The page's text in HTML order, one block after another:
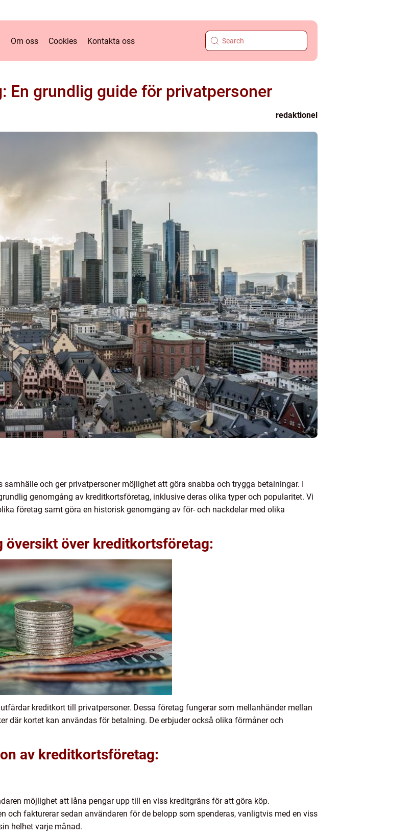
Om oss Cookies Kontakta oss
En grundlig guide för privatpersoner
redaktionel
och ger privatpersoner möjlighet att göra snabba och trygga betalningar. I
genomgång av kreditkortsföretag, inklusive deras olika typer och popularitet. Vi
företag samt göra en historisk genomgång av för- och nackdelar med olika
översikt över kreditkortsföretag:
kreditkort till privatpersoner. Dessa företag fungerar som mellanhänder mellan
där kortet kan användas för betalning. De erbjuder också olika förmåner och
av kreditkortsföretag:
möjlighet att låna pengar upp till en viss kreditgräns för att göra köp.
och fakturerar sedan användaren för de belopp som spenderas, vanligtvis med en viss
helhet varje månad.